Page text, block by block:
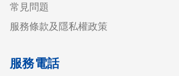
常見問題
服務條款及隱私權政策
服務電話